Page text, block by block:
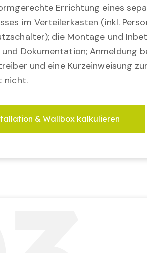
Errichtung eines
im Verteilerkasten (inkl.
die Montage und
Dokumentation; Anmeldung
und eine Kurzeinweisung
nicht.
& Wallbox kalkulieren